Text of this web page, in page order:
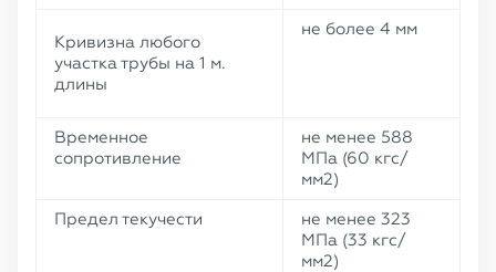
Кривизна любого
участка трубы на 1 м.
длины
не более 4 мм
Временное
сопротивление
не менее 588
МПа (60 кгс/
мм2)
Предел текучести
не менее 323
МПа (33 кгс/
мм2)